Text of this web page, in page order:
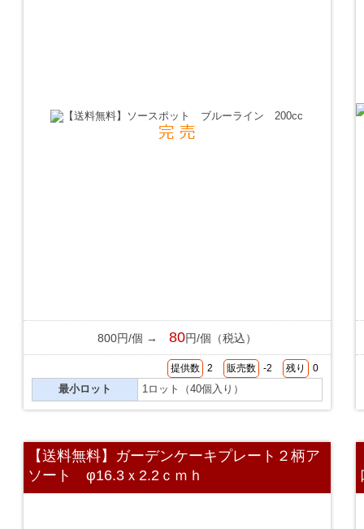
800円/個 → 80円/個（税込）
提供数 2 販売数 -2 残り 0
最小ロット 1ロット（40個入り）
【送料無料】ガーデンケーキプレート２柄ア
ソート φ16.3ｘ2.2ｃｍｈ